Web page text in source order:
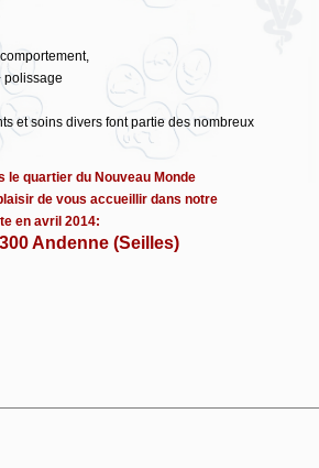
polissage
et soins divers font partie des nombreux
le quartier du Nouveau Monde
de vous accueillir dans notre
en avril 2014:
Andenne (Seilles)